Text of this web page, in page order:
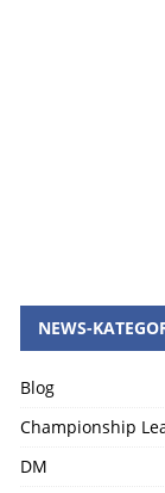
NEWS-
Blog
Championship
DM